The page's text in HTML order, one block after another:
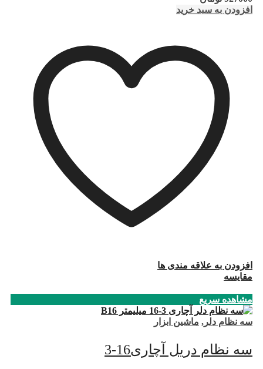
افزودن به سبد خرید
افزودن به علاقه مندی ها
مقایسه
مشاهده سریع
سه نظام دلر , ماشین ابزار
سه نظام دریل آچاری16-3